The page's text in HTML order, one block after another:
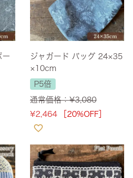
ー
ジャガード バッグ 24×35
×10cm
P5倍
通常価格：¥3,080
¥2,464 ［20%OFF］